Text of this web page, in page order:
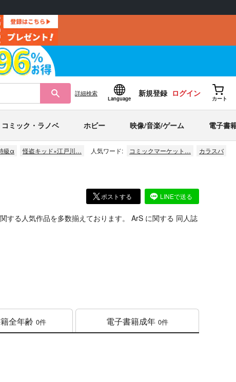
詳細検索
Language
新規登録 ログイン
カート
コミック・ラノベ ホビー 映像/音楽/ゲーム 電子書
級α 怪盗キッド×江戸川… 人気ワード: コミックマーケット… カラスバ
ポストする LINEで送る
する人気作品を多数揃えております。 ArS に関する 同人誌
全年齢 0件 電子書籍成年 0件